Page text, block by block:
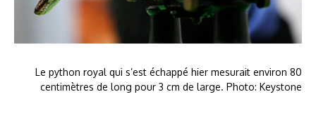
Le python royal qui s’est échappé hier mesurait environ 80
centimètres de long pour 3 cm de large. Photo: Keystone